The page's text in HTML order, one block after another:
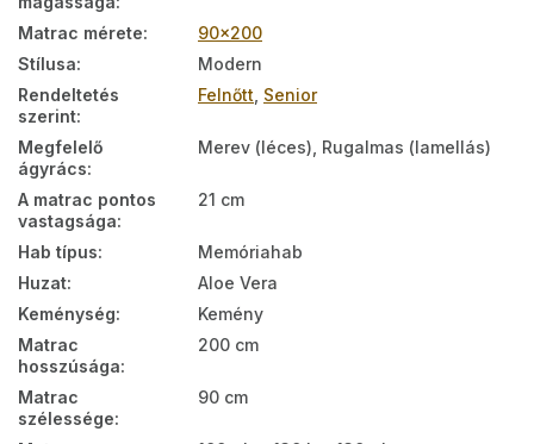
Matrac mérete:
90x200
Stílusa:
Modern
Rendeltetés
szerint:
Felnőtt Senior
Megfelelő
ágyrács:
Merev (léces), Rugalmas (lamellás)
A matrac pontos
vastagsága:
21 cm
Hab típus:
Memóriahab
Huzat:
Aloe Vera
Keménység:
Kemény
Matrac
hosszúsága:
200 cm
Matrac
szélessége:
90 cm